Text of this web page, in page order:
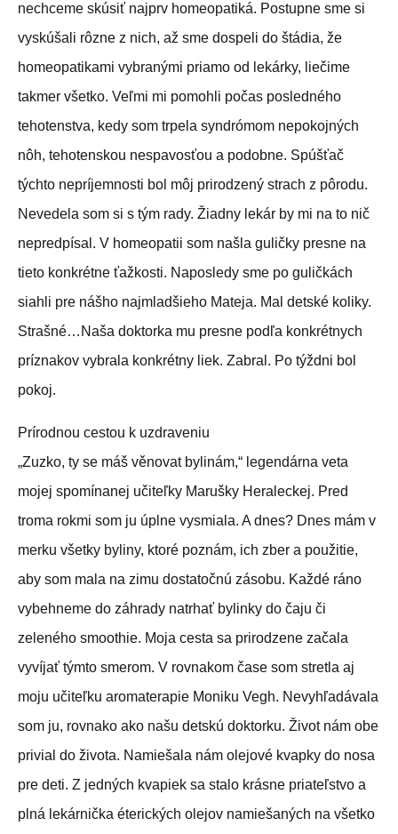
nechceme skúsiť najprv homeopatiká. Postupne sme si
vyskúšali rôzne z nich, až sme dospeli do štádia, že
homeopatikami vybranými priamo od lekárky, liečime
takmer všetko. Veľmi mi pomohli počas posledného
tehotenstva, kedy som trpela syndrómom nepokojných
nôh, tehotenskou nespavosťou a podobne. Spúšťač
týchto nepríjemnosti bol môj prirodzený strach z pôrodu.
Nevedela som si s tým rady. Žiadny lekár by mi na to nič
nepredpísal. V homeopatii som našla guličky presne na
tieto konkrétne ťažkosti. Naposledy sme po guličkách
siahli pre nášho najmladšieho Mateja. Mal detské koliky.
Strašné…Naša doktorka mu presne podľa konkrétnych
príznakov vybrala konkrétny liek. Zabral. Po týždni bol
pokoj.
Prírodnou cestou k uzdraveniu
„Zuzko, ty se máš věnovat bylinám,“ legendárna veta
mojej spomínanej učiteľky Marušky Heraleckej. Pred
troma rokmi som ju úplne vysmiala. A dnes? Dnes mám v
merku všetky byliny, ktoré poznám, ich zber a použitie,
aby som mala na zimu dostatočnú zásobu. Každé ráno
vybehneme do záhrady natrhať bylinky do čaju či
zeleného smoothie. Moja cesta sa prirodzene začala
vyvíjať týmto smerom. V rovnakom čase som stretla aj
moju učiteľku aromaterapie Moniku Vegh. Nevyhľadávala
som ju, rovnako ako našu detskú doktorku. Život nám obe
privial do života. Namiešala nám olejové kvapky do nosa
pre deti. Z jedných kvapiek sa stalo krásne priateľstvo a
plná lekárnička éterických olejov namiešaných na všetko